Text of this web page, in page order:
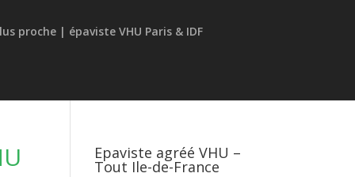
Epaviste agréé VHU –
Tout Ile-de-France